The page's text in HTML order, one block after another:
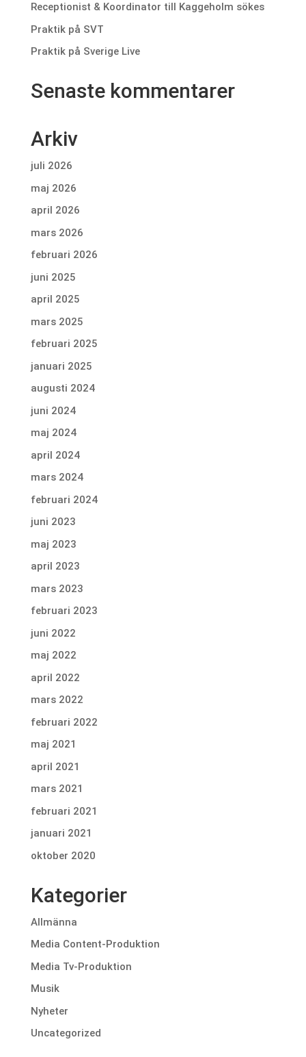
Receptionist & Koordinator till Kaggeholm sökes
Praktik på SVT
Praktik på Sverige Live
Senaste kommentarer
Arkiv
juli 2026
maj 2026
april 2026
mars 2026
februari 2026
juni 2025
april 2025
mars 2025
februari 2025
januari 2025
augusti 2024
juni 2024
maj 2024
april 2024
mars 2024
februari 2024
juni 2023
maj 2023
april 2023
mars 2023
februari 2023
juni 2022
maj 2022
april 2022
mars 2022
februari 2022
maj 2021
april 2021
mars 2021
februari 2021
januari 2021
oktober 2020
Kategorier
Allmänna
Media Content-Produktion
Media Tv-Produktion
Musik
Nyheter
Uncategorized